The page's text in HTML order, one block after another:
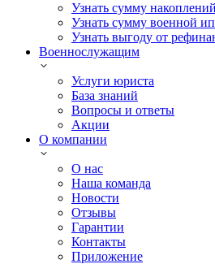
Узнать сумму накоплений
Узнать сумму военной
Узнать выгоду от
Военнослужащим
Услуги юриста
База знаний
Вопросы и ответы
Акции
О компании
О нас
Наша команда
Новости
Отзывы
Гарантии
Контакты
Приложение